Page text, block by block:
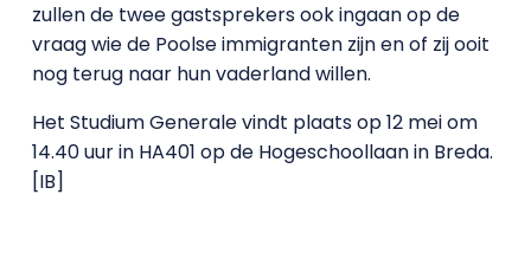
zullen de twee gastsprekers ook ingaan op de
vraag wie de Poolse immigranten zijn en of zij ooit
nog terug naar hun vaderland willen.
Het Studium Generale vindt plaats op 12 mei om
14.40 uur in HA401 op de Hogeschoollaan in Breda.
[IB]